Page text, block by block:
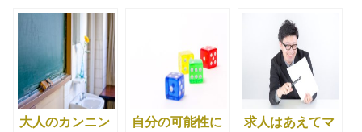
大人のカンニン
自分の可能性に
求人はあえてマ